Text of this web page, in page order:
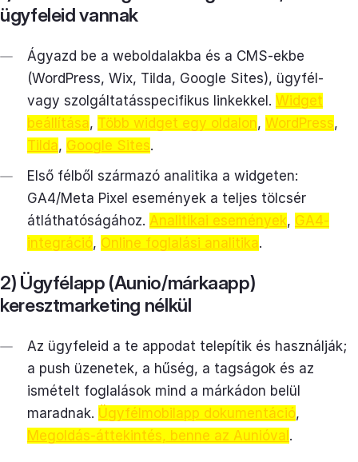
ügyfeleid vannak
Ágyazd be a weboldalakba és a CMS-ekbe
(WordPress, Wix, Tilda, Google Sites), ügyfél-
vagy szolgáltatásspecifikus linkekkel. Widget
beállítása, Több widget egy oldalon, WordPress,
Tilda, Google Sites.
Első félből származó analitika a widgeten:
GA4/Meta Pixel események a teljes tölcsér
átláthatóságához. Analitikai események, GA4-
integráció, Online foglalási analitika.
2) Ügyfélapp (Aunio/márkaapp)
keresztmarketing nélkül
Az ügyfeleid a te appodat telepítik és használják;
a push üzenetek, a hűség, a tagságok és az
ismételt foglalások mind a márkádon belül
maradnak. Ügyfélmobilapp dokumentáció,
Megoldás-áttekintés, benne az Aunióval.